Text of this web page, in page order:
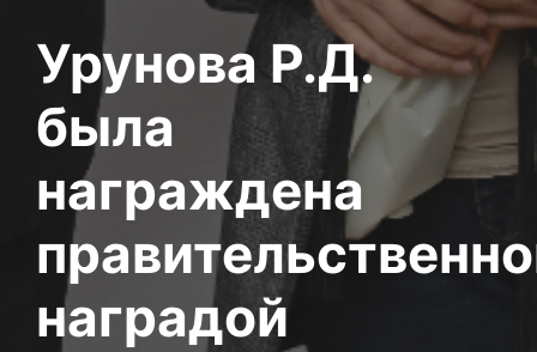
Урунова Р.Д.
была
награждена
наградой